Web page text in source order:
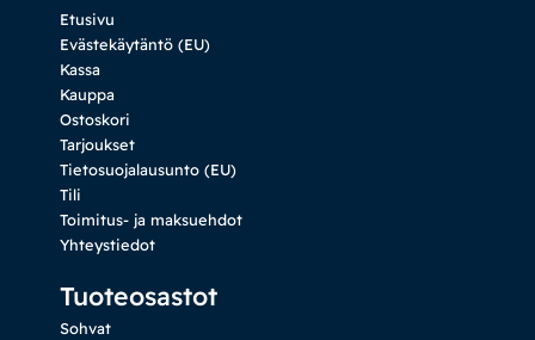
Etusivu
Evästekäytäntö (EU)
Kassa
Kauppa
Ostoskori
Tarjoukset
Tietosuojalausunto (EU)
Tili
Toimitus- ja maksuehdot
Yhteystiedot
Tuoteosastot
Sohvat